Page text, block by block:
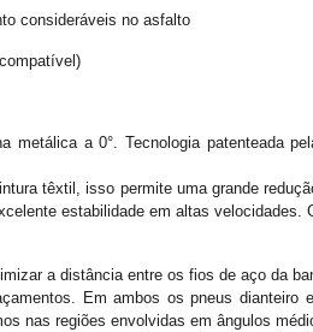
consideráveis no asfalto
metálica a 0°. Tecnologia patenteada
têxtil, isso permite uma grande
estabilidade em altas velocidades.
a distância entre os fios de aço da
Em ambos os pneus dianteiro
nas regiões envolvidas em ângulos